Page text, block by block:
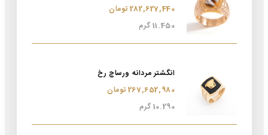
282,627,440 تومان
11.450 گرم
انگشتر مردانه ورساچ رخ
267,652,980 تومان
10.290 گرم